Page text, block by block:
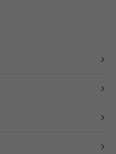
›
›
›
›